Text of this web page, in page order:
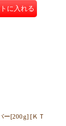
に入れる
ー[200g] [ ＫＴ